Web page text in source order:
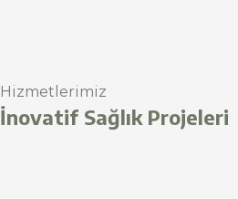
Hizmetlerimiz
İnovatif Sağlık Projeleri